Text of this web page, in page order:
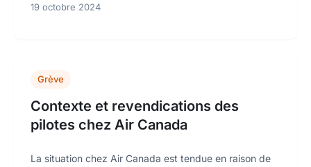
19 octobre 2024
Grève
Contexte et revendications des
pilotes chez Air Canada
La situation chez Air Canada est tendue en raison de